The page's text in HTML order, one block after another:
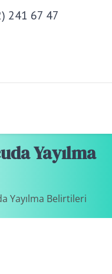
241 67 47
Yayılma
Yayılma Belirtileri